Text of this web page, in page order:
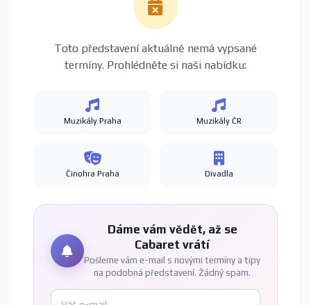
Toto představení aktuálně nemá vypsané
termíny. Prohlédněte si naši nabídku:
Muzikály Praha Muzikály ČR
Činohra Praha Divadla
Dáme vám vědět, až se
Cabaret vrátí
Pošleme vám e-mail s novými termíny a tipy
na podobná představení. Žádný spam.